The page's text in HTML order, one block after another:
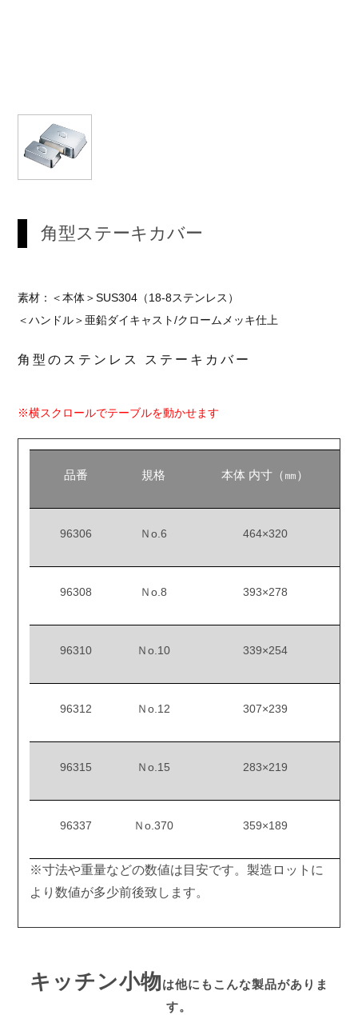
角型ステーキカバー
素材：＜本体＞SUS304（18-8ステンレス）
＜ハンドル＞亜鉛ダイキャスト/クロームメッキ仕上
角型のステンレス ステーキカバー
※横スクロールでテーブルを動かせます
品番 規格 本体 内寸（㎜）
96306 Ｎo.6 464×320
96308 Ｎo.8 393×278
96310 Ｎo.10 339×254
96312 Ｎo.12 307×239
96315 Ｎo.15 283×219
96337 Ｎo.370 359×189
※寸法や重量などの数値は目安です。製造ロットに
より数値が多少前後致します。
キッチン小物は他にもこんな製品がありま
す。